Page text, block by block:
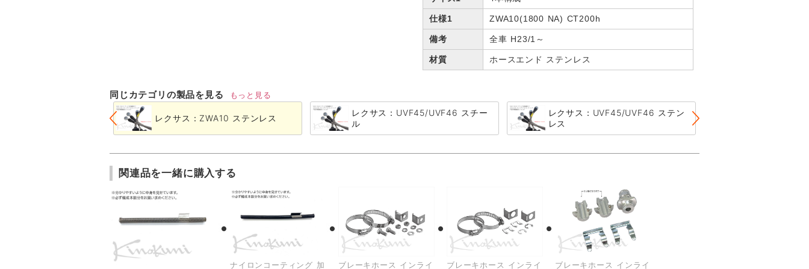
仕様1 ZWA10(1800 NA) CT200h
備考 全車 H23/1～
材質 ホースエンド ステンレス
同じカテゴリの製品を見る もっと見る
レクサス：ZWA10 ステンレス
レクサス：UVF45/UVF46 スチー
ル
レクサス：UVF45/UVF46 ステン
レス
関連品を一緒に購入する
ナイロンコーティング 加 ブレーキホース インライ ブレーキホース インライ ブレーキホース インライ